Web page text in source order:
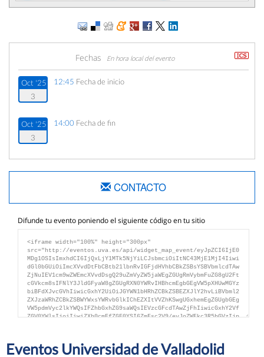
Fechas En hora local del evento
Oct '25
3
12:45 Fecha de inicio
Oct '25
3
14:00 Fecha de fin
CONTACTO
Difunde tu evento poniendo el siguiente código en tu sitio
Eventos Universidad de Valladolid